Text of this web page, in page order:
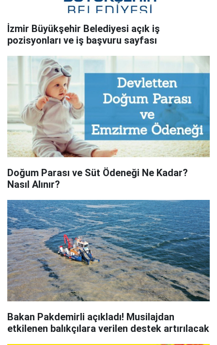
İzmir Büyükşehir Belediyesi açık iş
pozisyonları ve iş başvuru sayfası
Doğum Parası ve Süt Ödeneği Ne Kadar?
Nasıl Alınır?
Bakan Pakdemirli açıkladı! Musilajdan
etkilenen balıkçılara verilen destek artırılacak